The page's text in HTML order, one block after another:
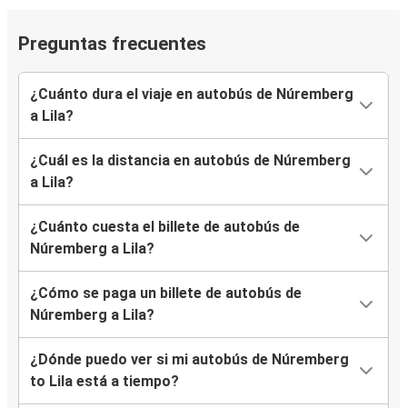
Preguntas frecuentes
¿Cuánto dura el viaje en autobús de Núremberg
a Lila?
¿Cuál es la distancia en autobús de Núremberg
a Lila?
¿Cuánto cuesta el billete de autobús de
Núremberg a Lila?
¿Cómo se paga un billete de autobús de
Núremberg a Lila?
¿Dónde puedo ver si mi autobús de Núremberg
to Lila está a tiempo?